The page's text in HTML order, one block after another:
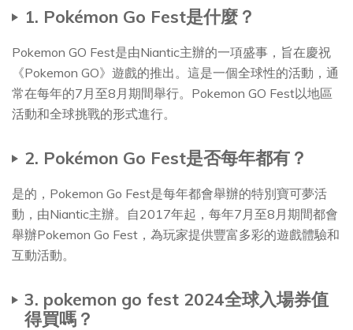
1. Pokémon Go Fest是什麼？
Pokemon GO Fest是由Niantic主辦的一項盛事，旨在慶祝
《Pokemon GO》遊戲的推出。這是一個全球性的活動，通
常在每年的7月至8月期間舉行。Pokemon GO Fest以地區
活動和全球挑戰的形式進行。
2. Pokémon Go Fest是否每年都有？
是的，Pokemon Go Fest是每年都會舉辦的特別寶可夢活
動，由Niantic主辦。自2017年起，每年7月至8月期間都會
舉辦Pokemon Go Fest，為玩家提供豐富多彩的遊戲體驗和
互動活動。
3. pokemon go fest 2024全球入場券值
得買嗎？